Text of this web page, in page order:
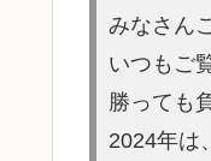
みなさん
いつもご
勝っても
2024年は